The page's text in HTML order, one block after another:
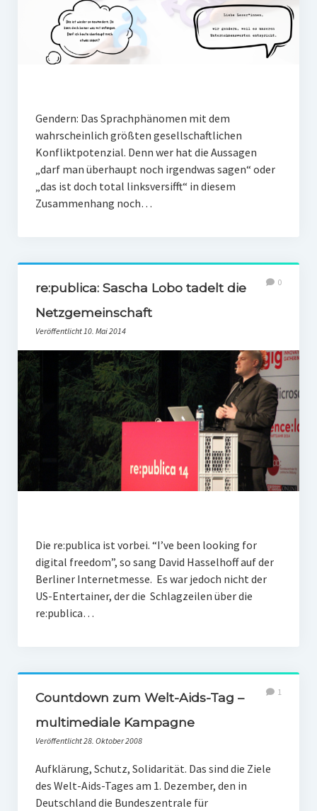
Künstliche Intelligenz
17 Ziele
Zukunft der Bildung
Vom Trend zur Tonne
Gendern: Das Sprachphänomen mit dem
wahrscheinlich größten gesellschaftlichen
Konfliktpotenzial. Denn wer hat die Aussagen
„darf man überhaupt noch irgendwas sagen“ oder
„das ist doch total linksversifft“ in diesem
Zusammenhang noch…
re:publica: Sascha Lobo tadelt die
Netzgemeinschaft
Veröffentlicht 10. Mai 2014
0
Die re:publica ist vorbei. “I’ve been looking for
digital freedom”, so sang David Hasselhoff auf der
Berliner Internetmesse. Es war jedoch nicht der
US-Entertainer, der die Schlagzeilen über die
re:publica…
Countdown zum Welt-Aids-Tag –
multimediale Kampagne
Veröffentlicht 28. Oktober 2008
1
Aufklärung, Schutz, Solidarität. Das sind die Ziele
des Welt-Aids-Tages am 1. Dezember, den in
Deutschland die Bundeszentrale für